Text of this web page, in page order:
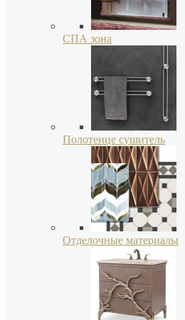
СПА зона
Полотенце сушитель
Отделочные материалы